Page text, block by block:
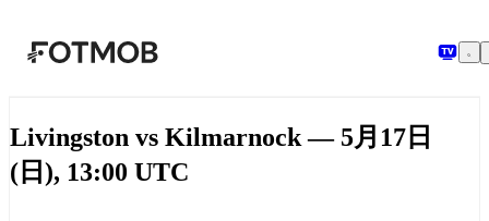
メインコンテンツへスキップ
Livingston vs Kilmarnock — 5月17日
(日), 13:00 UTC